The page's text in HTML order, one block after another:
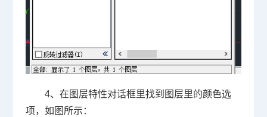
4、在图层特性对话框里找到图层里的颜色选
项，如图所示：